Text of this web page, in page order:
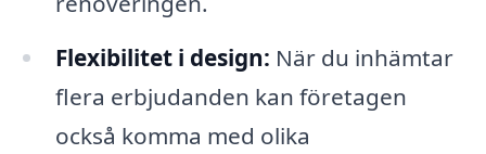
Flexibilitet i design: När du inhämtar
flera erbjudanden kan företagen
också komma med olika